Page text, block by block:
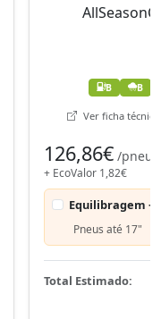
B B
Ver ficha técnica
126,86€ /pneu
+ EcoValor 1,82€
Equilibragem +
Pneus até 17"
Total Estimado: